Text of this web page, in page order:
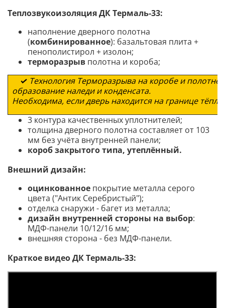
Теплозвукоизоляция ДК Термаль-33:
наполнение дверного полотна
(комбинированное): базальтовая плита +
пенополистирол + изолон;
терморазрыв полотна и короба;
✓ Технология Терморазрыва на коробе и
образование наледи и конденсата.
Необходима, если дверь находится на границе
3 контура качественных уплотнителей;
толщина дверного полотна составляет от 103
мм без учёта внутренней панели;
короб закрытого типа, утеплённый.
Внешний дизайн:
оцинкованное покрытие металла серого
цвета ("Антик Серебристый");
отделка снаружи - багет из металла;
дизайн внутренней стороны на выбор:
МДФ-панели 10/12/16 мм;
внешняя сторона - без МДФ-панели.
Краткое видео ДК Термаль-33: